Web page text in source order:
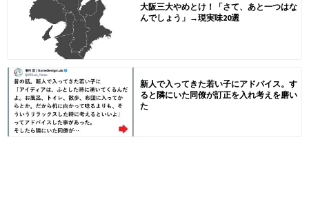
大阪三大やめとけ！「さて、あと一つはな
んでしょう」→現実味20選
新人で入ってきた若い子にアドバイス。す
ると隣にいた同僚が訂正を入れ考えを磨い
た